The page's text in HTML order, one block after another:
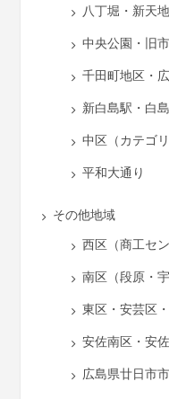
八丁堀・新天
中央公園・旧
千田町地区・
新白島駅・白
中区（カテゴリ
平和大通り
その他地域
西区（商工セ
南区（段原・
東区・安芸区
安佐南区・安
広島県廿日市